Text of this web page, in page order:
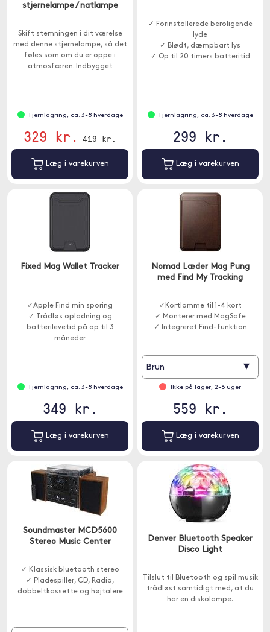
stjernelampe / natlampe
Skift stemningen i dit værelse
med denne stjernelampe, så det
føles som om du er oppe i
atmosfæren. Indbygget
Fjernlagring, ca. 3-8 hverdage
329 kr. 419 kr.
Læg i varekurven
✓ Forinstallerede beroligende
lyde
✓ Blødt, dæmpbart lys
✓ Op til 20 timers batteritid
Fjernlagring, ca. 3-8 hverdage
299 kr.
Læg i varekurven
Fixed Mag Wallet Tracker
✓Apple Find min sporing
✓ Trådløs opladning og
batterilevetid på op til 3
måneder
Fjernlagring, ca. 3-8 hverdage
349 kr.
Læg i varekurven
Nomad Læder Mag Pung
med Find My Tracking
✓Kortlomme til 1-4 kort
✓ Monterer med MagSafe
✓ Integreret Find-funktion
Brun ▾
Ikke på lager, 2-6 uger
559 kr.
Læg i varekurven
Soundmaster MCD5600
Stereo Music Center
✓ Klassisk bluetooth stereo
✓ Pladespiller, CD, Radio,
dobbeltkassette og højtalere
Denver Bluetooth Speaker
Disco Light
Tilslut til Bluetooth og spil musik
trådløst samtidigt med, at du
har en diskolampe.